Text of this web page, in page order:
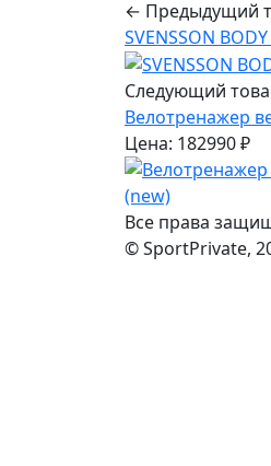
← Предыдущий
SVENSSON
Следующий
Велотренажер
Цена: 182990 ₽
Все права
© SportPrivate,